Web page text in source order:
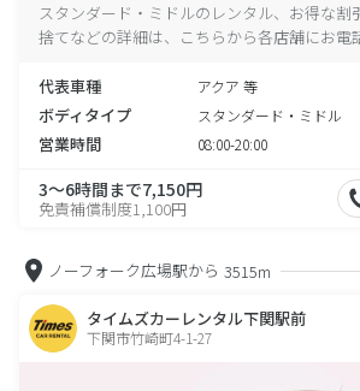
スタンダード・ミドルのレンタル、お得な割
捨てなどの詳細は、こちらから各店舗にお電
代表車種 アクア 等
ボディタイプ スタンダード・ミドル
営業時間 08:00-20:00
3～6時間まで7,150円
免責補償制度1,100円
ノーフォーク広場駅から 3515m
タイムズカーレンタル下関駅前
下関市竹崎町4-1-27